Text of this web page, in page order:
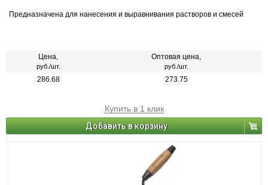
Предназначена для нанесения и выравнивания растворов и смесей
Цена,
руб./шт.
Оптовая цена,
руб./шт.
286.68 273.75
Купить в 1 клик
Добавить в корзину